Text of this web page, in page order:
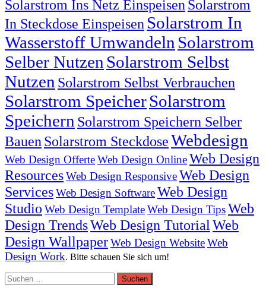
Solarstrom Ins Netz Einspeisen Solarstrom
In Steckdose Einspeisen Solarstrom In
Wasserstoff Umwandeln Solarstrom
Selber Nutzen Solarstrom Selbst
Nutzen Solarstrom Selbst Verbrauchen
Solarstrom SpeicherSolarstrom
Speichern Solarstrom Speichern Selber
Bauen Solarstrom SteckdoseWebdesign
Web Design OfferteWeb Design OnlineWeb Design
ResourcesWeb Design ResponsiveWeb Design
ServicesWeb Design SoftwareWeb Design
Studio Web Design TemplateWeb Design TipsWeb
Design TrendsWeb Design Tutorial Web
Design WallpaperWeb Design WebsiteWeb
Design Work. Bitte schauen Sie sich um!
Suchen
nach: